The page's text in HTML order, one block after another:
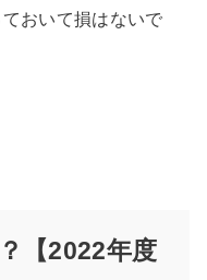
おいて損はないで
【2022年度